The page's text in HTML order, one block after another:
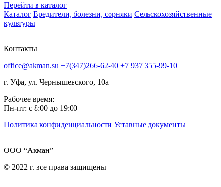
Перейти в каталог
Каталог Вредители, болезни, сорняки Сельскохозяйственные
культуры
Контакты
office@akman.su +7(347)266-62-40 +7 937 355-99-10
г. Уфа, ул. Чернышевского, 10а
Рабочее время:
Пн-пт: с 8:00 до 19:00
Политика конфиденциальности Уставные документы
ООО “Акман”
© 2022 г. все права защищены